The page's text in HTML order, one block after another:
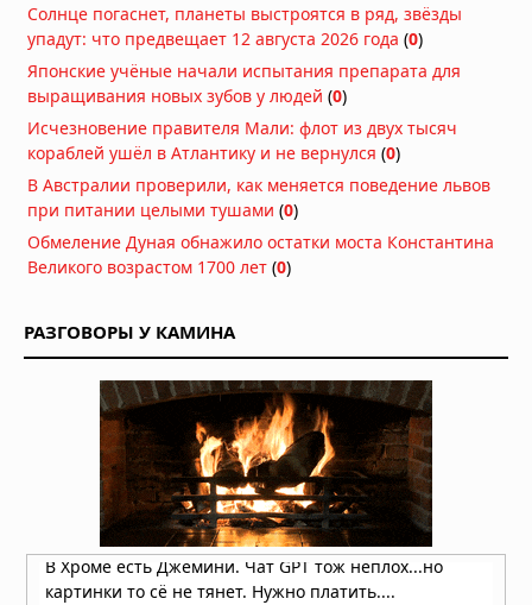
На Солнце нашли вихри,
объясняющие его загадочное
поведение
06.08.2026 в 09:26
Ракета SpaceX врезалась в Луну на
скорости 8700 километров в час
06.08.2026 в 09:00
Атмосфера Плутона сжалась на 16
процентов
Куда исчезла вода на Марсе: два
ответа на главную загадку Красной
планеты
04.08.2026 в 11:13
Астероиды: не хаос, а порядок,
выстроенный за миллиарды лет
04.08.2026 в 10:30
Как солнечный ветер лишил Марс
атмосферы: физический механизм
раскрыт
Солнце погаснет, планеты выстроятся в ряд, звёзды
упадут: что предвещает 12 августа 2026 года (0)
Японские учёные начали испытания препарата для
выращивания новых зубов у людей (0)
Исчезновение правителя Мали: флот из двух тысяч
кораблей ушёл в Атлантику и не вернулся (0)
В Австралии проверили, как меняется поведение львов
при питании целыми тушами (0)
Обмеление Дуная обнажило остатки моста Константина
Великого возрастом 1700 лет (0)
РАЗГОВОРЫ У КАМИНА